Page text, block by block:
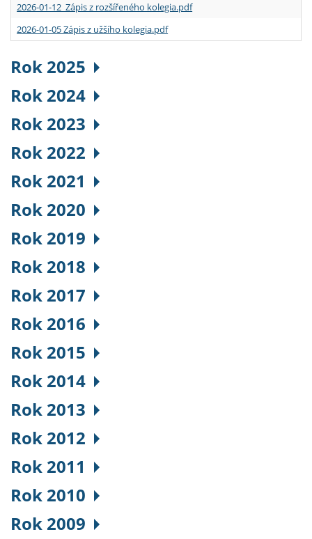
2026-01-12 Zápis z rozšířeného kolegia.pdf
2026-01-05 Zápis z užšího kolegia.pdf
Rok 2025
Rok 2024
Rok 2023
Rok 2022
Rok 2021
Rok 2020
Rok 2019
Rok 2018
Rok 2017
Rok 2016
Rok 2015
Rok 2014
Rok 2013
Rok 2012
Rok 2011
Rok 2010
Rok 2009